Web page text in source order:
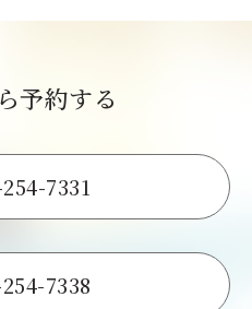
予約する
7331
7338